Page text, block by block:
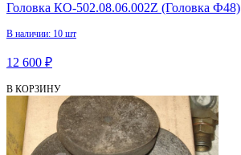
Головка КО-502.08.06.002Z (Головка Ф48)
В наличии: 10 шт
12 600 ₽
В КОРЗИНУ